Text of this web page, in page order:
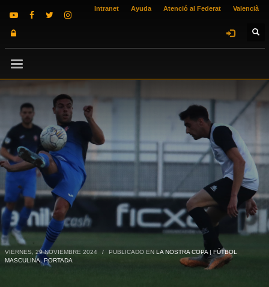
Intranet Ayuda Atenció al Federat Valencià
VIERNES, 29 NOVIEMBRE 2024 / PUBLICADO EN LA NOSTRA COPA | FÚTBOL
MASCULINA,PORTADA